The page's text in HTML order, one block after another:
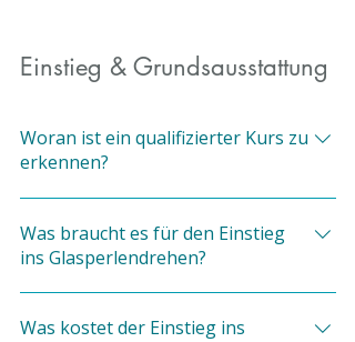
Einstieg & Grundsausstattung
Woran ist ein qualifizierter Kurs zu
erkennen?
mit geeigneten Brennern fürs
Glasperlenmachen statt mit einem
Bunsenbrenner und beschränkt sich
im Grundkurs bewusst auf die Basis –
Was braucht es für den Einstieg
ins Glasperlendrehen?
Grundausstattung im Überblick: Für
Was kostet der Einstieg ins